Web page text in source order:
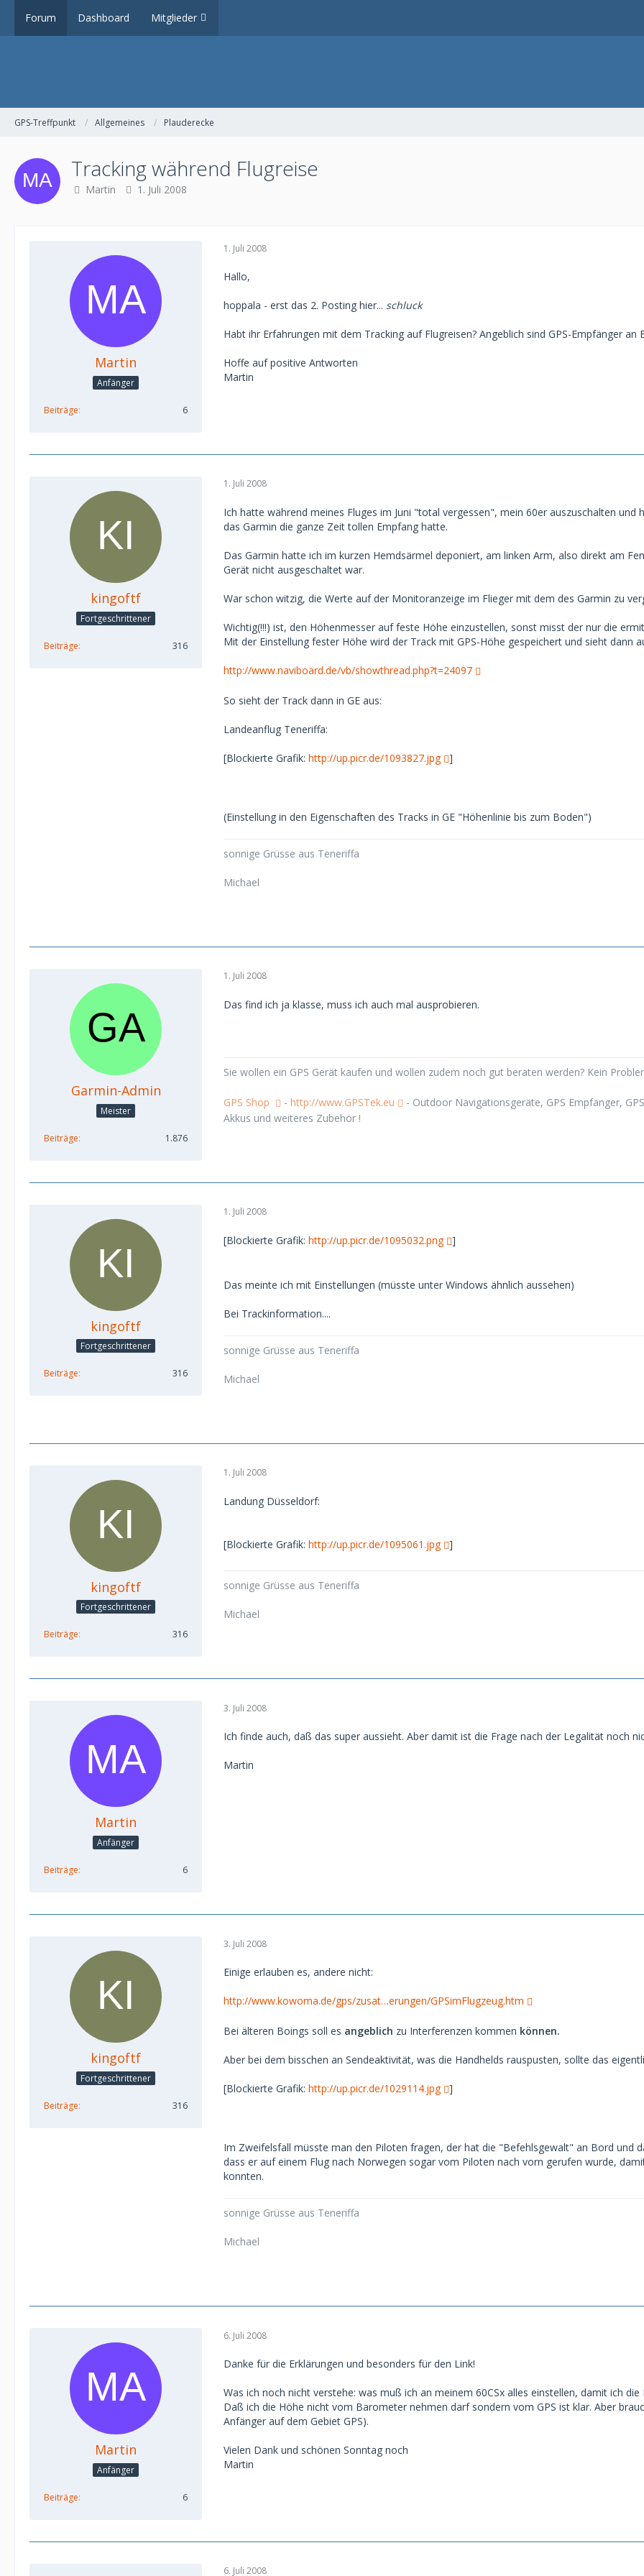
Forum Dashboard Mitglieder
GPS-Treffpunkt Allgemeines Plauderecke
Tracking während Flugreise
Martin 1. Juli 2008
Martin
Anfänger
Beiträge 6
1. Juli 2008
Hallo,
hoppala - erst das 2. Posting hier... schluck
Habt ihr Erfahrungen mit dem Tracking auf Flugreisen? Angeblich sind GPS-Empfänger
Hoffe auf positive Antworten
Martin
kingoftf
Fortgeschrittener
Beiträge 316
1. Juli 2008
Ich hatte während meines Fluges im Juni "total vergessen", mein 60er auszuschalten
das Garmin die ganze Zeit tollen Empfang hatte.
Das Garmin hatte ich im kurzen Hemdsärmel deponiert, am linken Arm, also direkt am
Gerät nicht ausgeschaltet war.
War schon witzig, die Werte auf der Monitoranzeige im Flieger mit dem des Garmin zu
Wichtig(!!!) ist, den Höhenmesser auf feste Höhe einzustellen, sonst misst der nur die
Mit der Einstellung fester Höhe wird der Track mit GPS-Höhe gespeichert und sieht dann
http://www.naviboard.de/vb/showthread.php?t=24097
So sieht der Track dann in GE aus:
Landeanflug Teneriffa:
[Blockierte Grafik: http://up.picr.de/1093827.jpg ]
(Einstellung in den Eigenschaften des Tracks in GE "Höhenlinie bis zum Boden")
sonnige Grüsse aus Teneriffa
Michael
Garmin-Admin
Meister
Beiträge 1.876
1. Juli 2008
Das find ich ja klasse, muss ich auch mal ausprobieren.
Sie wollen ein GPS Gerät kaufen und wollen zudem noch gut beraten werden? Kein
GPS Shop - http://www.GPSTek.eu
- Outdoor Navigationsgeräte, GPS Empfänger,
Akkus und weiteres Zubehör !
kingoftf
Fortgeschrittener
Beiträge 316
1. Juli 2008
[Blockierte Grafik: http://up.picr.de/1095032.png ]
Das meinte ich mit Einstellungen (müsste unter Windows ähnlich aussehen)
Bei Trackinformation....
sonnige Grüsse aus Teneriffa
Michael
kingoftf
Fortgeschrittener
Beiträge 316
1. Juli 2008
Landung Düsseldorf:
[Blockierte Grafik: http://up.picr.de/1095061.jpg ]
sonnige Grüsse aus Teneriffa
Michael
Martin
Anfänger
Beiträge 6
3. Juli 2008
Ich finde auch, daß das super aussieht. Aber damit ist die Frage nach der Legalität noch
Martin
kingoftf
Fortgeschrittener
Beiträge 316
3. Juli 2008
Einige erlauben es, andere nicht:
http://www.kowoma.de/gps/zusat…erungen/GPSimFlugzeug.htm
Bei älteren Boings soll es angeblich zu Interferenzen kommen können.
Aber bei dem bisschen an Sendeaktivität, was die Handhelds rauspusten, sollte das
[Blockierte Grafik: http://up.picr.de/1029114.jpg ]
Im Zweifelsfall müsste man den Piloten fragen, der hat die "Befehlsgewalt" an Bord und
dass er auf einem Flug nach Norwegen sogar vom Piloten nach vorn gerufen wurde,
konnten.
sonnige Grüsse aus Teneriffa
Michael
Martin
Anfänger
Beiträge 6
6. Juli 2008
Danke für die Erklärungen und besonders für den Link!
Was ich noch nicht verstehe: was muß ich an meinem 60CSx alles einstellen, damit ich
Daß ich die Höhe nicht vom Barometer nehmen darf sondern vom GPS ist klar. Aber
Anfänger auf dem Gebiet GPS).
Vielen Dank und schönen Sonntag noch
Martin
6. Juli 2008